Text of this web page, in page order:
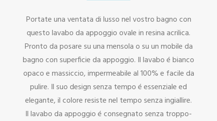
Portate una ventata di lusso nel vostro bagno con
questo lavabo da appoggio ovale in resina acrilica.
Pronto da posare su una mensola o su un mobile da
bagno con superficie da appoggio. Il lavabo é bianco
opaco e massiccio, impermeabile al 100% e facile da
pulire. Il suo design senza tempo é essenziale ed
elegante, il colore resiste nel tempo senza ingiallire.
Il lavabo da appoggio é consegnato senza troppo-